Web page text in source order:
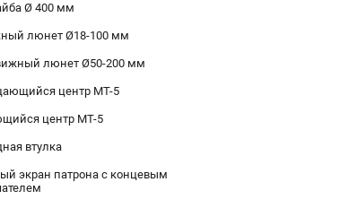
Ø 400 мм
люнет Ø18-100 мм
люнет Ø50-200 мм
центр МТ-5
центр МТ-5
втулка
экран патрона с концевым